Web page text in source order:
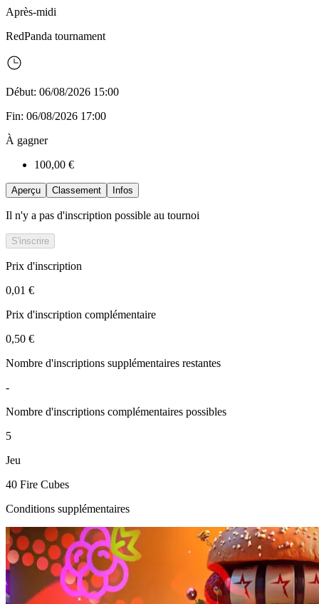
Après-midi
RedPanda tournament
Début: 06/08/2026 15:00
Fin: 06/08/2026 17:00
À gagner
100,00 €
Aperçu Classement Infos
Il n'y a pas d'inscription possible au tournoi
S'inscrire
Prix d'inscription
0,01 €
Prix d'inscription complémentaire
0,50 €
Nombre d'inscriptions supplémentaires restantes
-
Nombre d'inscriptions complémentaires possibles
5
Jeu
40 Fire Cubes
Conditions supplémentaires